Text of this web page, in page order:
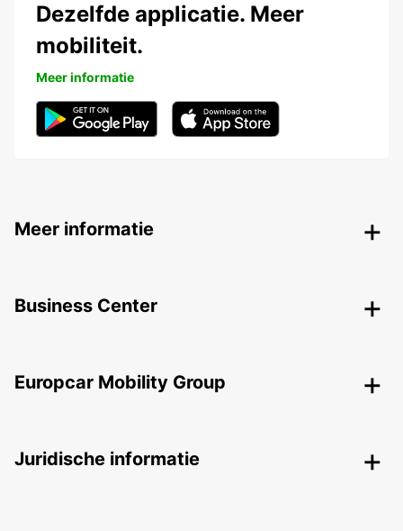
Dezelfde applicatie. Meer
mobiliteit.
Meer informatie
Meer informatie
Business Center
Europcar Mobility Group
Juridische informatie